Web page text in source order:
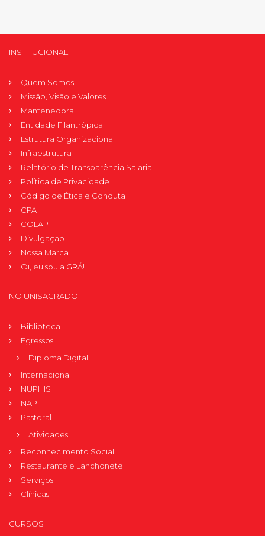
INSTITUCIONAL
Quem Somos
Missão, Visão e Valores
Mantenedora
Entidade Filantrópica
Estrutura Organizacional
Infraestrutura
Relatório de Transparência Salarial
Política de Privacidade
Código de Ética e Conduta
CPA
COLAP
Divulgação
Nossa Marca
Oi, eu sou a GRÁ!
NO UNISAGRADO
Biblioteca
Egressos
Diploma Digital
Internacional
NUPHIS
NAPI
Pastoral
Atividades
Reconhecimento Social
Restaurante e Lanchonete
Serviços
Clínicas
CURSOS